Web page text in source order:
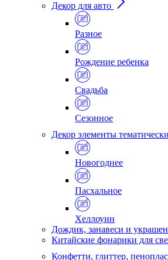
Декор для авто
Разное
Рождение ребенка
Свадьба
Сезонное
Декор элементы
Новогоднее
Пасхальное
Хеллоуин
Дождик, занавеси и
Китайские фонарики для
Конфетти, глиттер,